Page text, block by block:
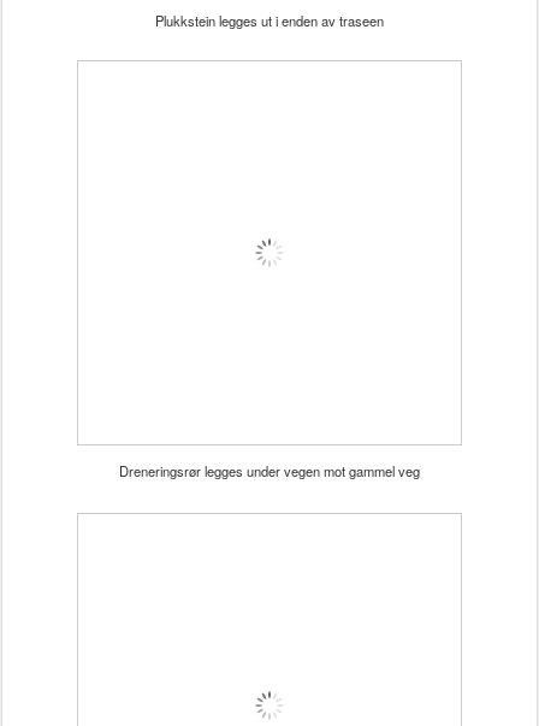
Plukkstein legges ut i enden av traseen
Dreneringsrør legges under vegen mot gammel veg